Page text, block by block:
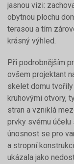
jasnou vizi:
obytnou plochu
terasou a tím
krásný výhled.
Při podrobnějším
ovšem projektant
skelet domu
kruhovými otvory,
stran a vzniklá
prvky svému
únosnost se pro
a stropní
ukázala jako